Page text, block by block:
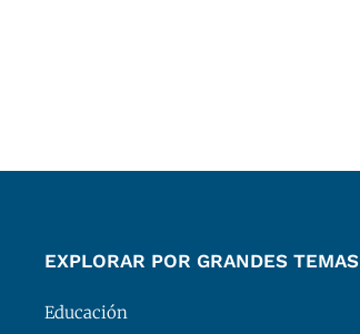
EXPLORAR POR GRANDES TEMAS
Educación